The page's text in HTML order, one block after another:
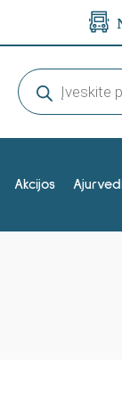
Akcijos